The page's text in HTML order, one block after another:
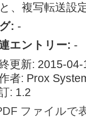
、複写転送設
: -
エントリー: -
更新: 2015-
者: Prox
: 1.2
ファイルで